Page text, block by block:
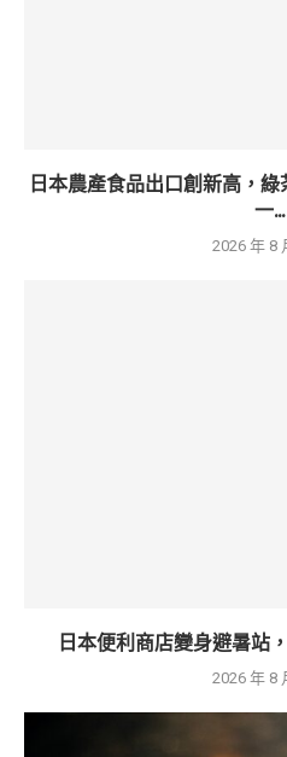
日本農產食品出口創新高，
一...
2026 年 8
日本便利商店變身避暑站
2026 年 8